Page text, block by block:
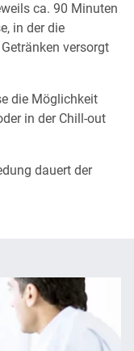
ca. 90 Minuten
in der die
versorgt
die Möglichkeit
in der Chill-out
dauert der